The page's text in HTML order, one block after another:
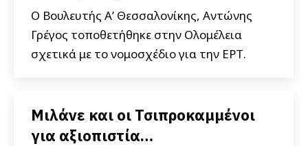
Ο Βουλευτής Α’ Θεσσαλονίκης, Αντώνης
Γρέγος τοποθετήθηκε στην Ολομέλεια
σχετικά με το νομοσχέδιο για την ΕΡΤ.
Μιλάνε και οι Τσιπροκαμμένοι
για αξιοπιστία…